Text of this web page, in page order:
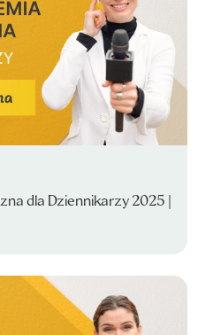
dla Dziennikarzy 2025 |